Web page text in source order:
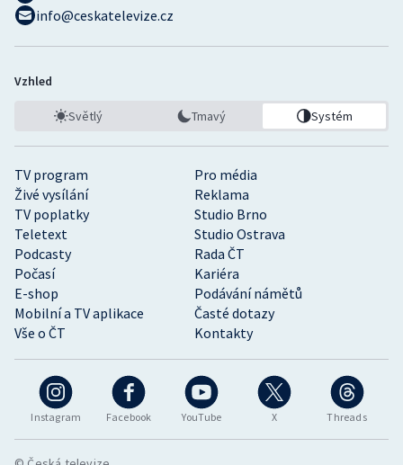
Instagram Facebook YouTube X Threads
TV program
Pro média
Živé vysílání
Reklama
TV poplatky
Studio Brno
Teletext
Studio Ostrava
Podcasty
Rada ČT
Počasí
Kariéra
E-shop
Podávání námětů
Mobilní a TV aplikace
Časté dotazy
Vše o ČT
Kontakty
info@ceskatelevize.cz
Vzhled
Světlý Tmavý Systém